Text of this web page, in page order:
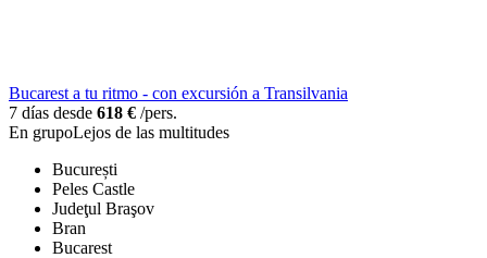
Bucarest a tu ritmo - con excursión a Transilvania
7 días desde 618 € /pers.
En grupoLejos de las multitudes
București
Peles Castle
Judeţul Braşov
Bran
Bucarest